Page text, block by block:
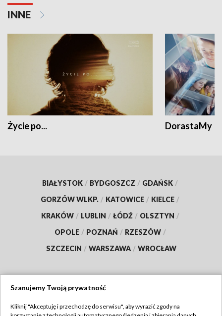
INNE
Życie po... DorastaMy
BIAŁYSTOK / BYDGOSZCZ / GDAŃSK /
GORZÓW WLKP. / KATOWICE / KIELCE /
KRAKÓW / LUBLIN / ŁÓDŹ / OLSZTYN /
OPOLE / POZNAŃ / RZESZÓW /
SZCZECIN / WARSZAWA / WROCŁAW
Szanujemy Twoją prywatność
Kliknij "Akceptuję i przechodzę do serwisu", aby wyrazić zgody na